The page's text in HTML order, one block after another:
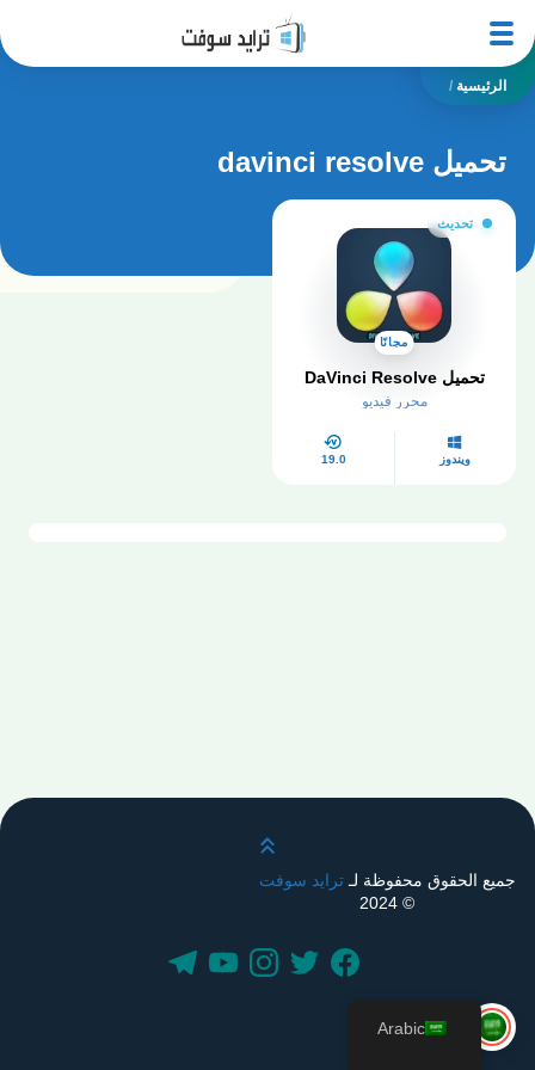
الرئيسية /
تحميل davinci resolve
تحديث
مجانًا
تحميل DaVinci Resolve
محرر فيديو
ويندوز 19.0
قم بالتمرير لأعلى
جميع الحقوق محفوظة لـترايد سوفت
© 2024
Arabic